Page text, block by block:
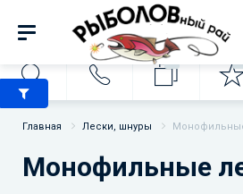
Главная Лески, шнуры
Монофильные